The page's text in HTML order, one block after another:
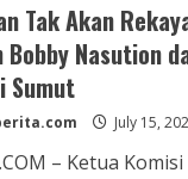
Tak Akan
Nasution
Sumut
July 15,
– Ketua Komisi